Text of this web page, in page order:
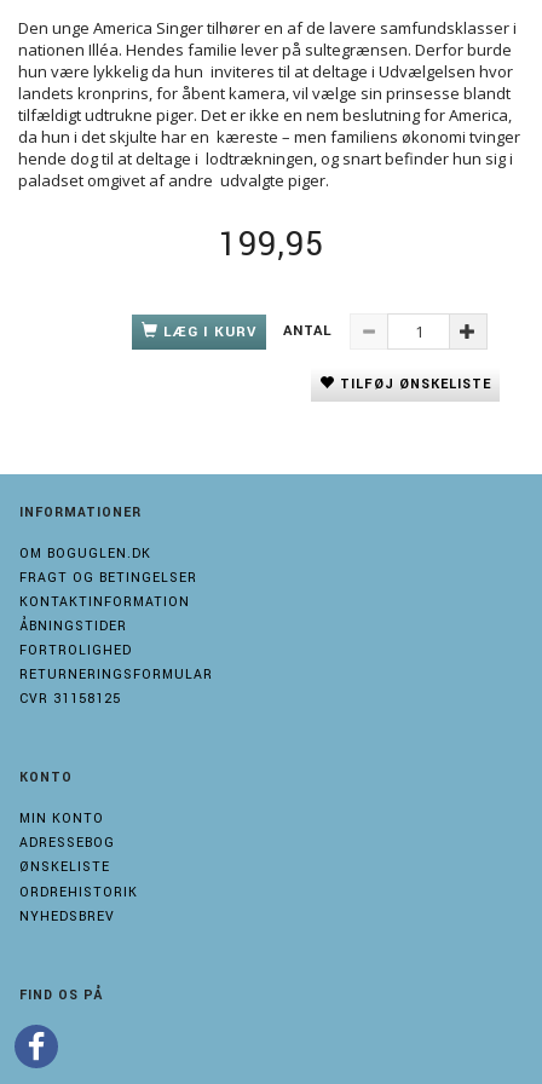
Den unge America Singer tilhører en af de lavere samfundsklasser i
nationen Illéa. Hendes familie lever på sultegrænsen. Derfor burde
hun være lykkelig da hun inviteres til at deltage i Udvælgelsen hvor
landets kronprins, for åbent kamera, vil vælge sin prinsesse blandt
tilfældigt udtrukne piger. Det er ikke en nem beslutning for America,
da hun i det skjulte har en kæreste – men familiens økonomi tvinger
hende dog til at deltage i lodtrækningen, og snart befinder hun sig i
paladset omgivet af andre udvalgte piger.
199,95
LÆG I KURV ANTAL
TILFØJ ØNSKELISTE
INFORMATIONER
OM BOGUGLEN.DK
FRAGT OG BETINGELSER
KONTAKTINFORMATION
ÅBNINGSTIDER
FORTROLIGHED
RETURNERINGSFORMULAR
CVR 31158125
KONTO
MIN KONTO
ADRESSEBOG
ØNSKELISTE
ORDREHISTORIK
NYHEDSBREV
FIND OS PÅ